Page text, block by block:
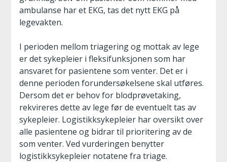
ambulanse har et EKG, tas det nytt EKG på
legevakten.
I perioden mellom triagering og mottak av lege
er det sykepleier i fleksifunksjonen som har
ansvaret for pasientene som venter. Det er i
denne perioden forundersøkelsene skal utføres.
Dersom det er behov for blodprøvetaking,
rekvireres dette av lege før de eventuelt tas av
sykepleier. Logistikksykepleier har oversikt over
alle pasientene og bidrar til prioritering av de
som venter. Ved vurderingen benytter
logistikksykepleier notatene fra triage.